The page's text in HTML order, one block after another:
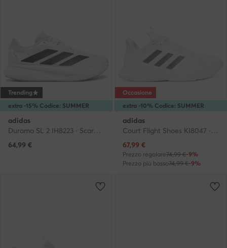
extra -15% Codice: SUMMER
Trending
adidas
64,99 €
extra -10% Codice: SUMMER
Occasione
adidas
Prezzo attuale
67,99 €
Prezzo regolare74,99 €-9%
Prezzo più basso74,99 €-9%